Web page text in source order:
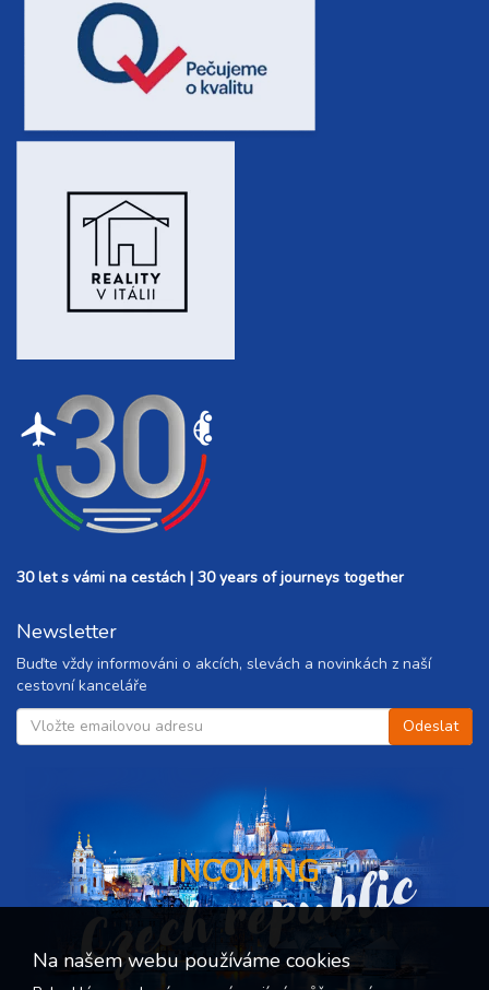
30 let s vámi na cestách | 30 years of journeys together
Newsletter
Buďte vždy informováni o akcích, slevách a novinkách z naší
cestovní kanceláře
INCOMING
Czech republic
Na našem webu používáme cookies